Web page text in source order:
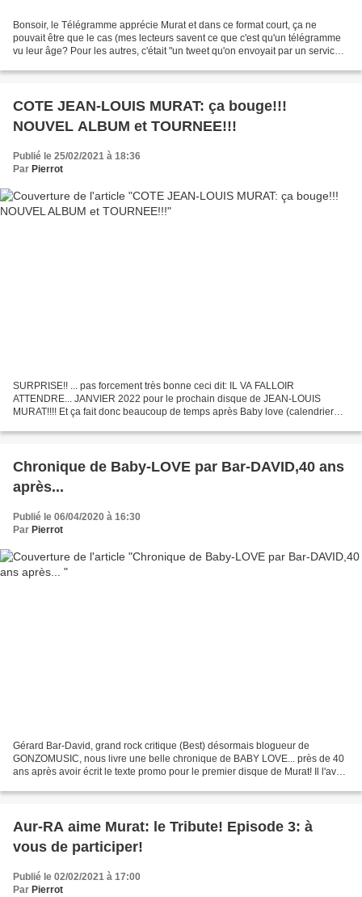
Bonsoir, le Télégramme apprécie Murat et dans ce format court, ça ne
pouvait être que le cas (mes lecteurs savent ce que c'est qu'un télégramme
vu leur âge? Pour les autres, c'était "un tweet qu'on envoyait par un service
COTE JEAN-LOUIS MURAT: ça bouge!!!
NOUVEL ALBUM et TOURNEE!!!
Publié le 25/02/2021 à 18:36
Par Pierrot
SURPRISE!! ... pas forcement très bonne ceci dit: IL VA FALLOIR
ATTENDRE... JANVIER 2022 pour le prochain disque de JEAN-LOUIS
MURAT!!!! Et ça fait donc beaucoup de temps après Baby love (calendrier
Chronique de Baby-LOVE par Bar-DAVID,40 ans
après...
Publié le 06/04/2020 à 16:30
Par Pierrot
Gérard Bar-David, grand rock critique (Best) désormais blogueur de
GONZOMUSIC, nous livre une belle chronique de BABY LOVE... près de 40
ans après avoir écrit le texte promo pour le premier disque de Murat! Il l'avait
Aur-RA aime Murat: le Tribute! Episode 3: à
vous de participer!
Publié le 02/02/2021 à 17:00
Par Pierrot